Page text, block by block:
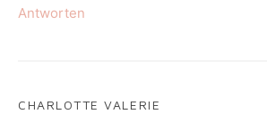
Antworten
CHARLOTTE VALERIE